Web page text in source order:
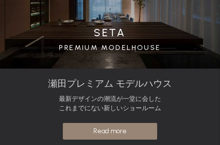
SETA
PREMIUM MODELHOUSE
瀬田プレミアム モデルハウス
最新デザインの潮流が一堂に会した
これまでにない新しいショールーム
Read more